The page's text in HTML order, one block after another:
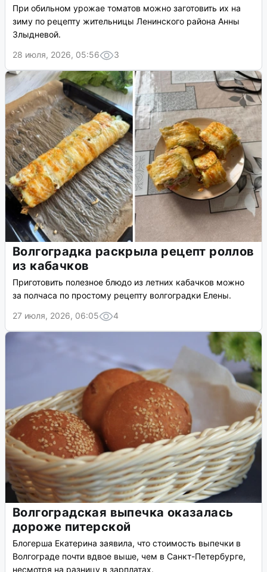
При обильном урожае томатов можно заготовить их на
зиму по рецепту жительницы Ленинского района Анны
Злыдневой.
28 июля, 2026, 05:56
3
Волгоградка раскрыла рецепт роллов
из кабачков
Приготовить полезное блюдо из летних кабачков можно
за полчаса по простому рецепту волгоградки Елены.
27 июля, 2026, 06:05
4
Волгоградская выпечка оказалась
дороже питерской
Блогерша Екатерина заявила, что стоимость выпечки в
Волгограде почти вдвое выше, чем в Санкт-Петербурге,
несмотря на разницу в зарплатах.